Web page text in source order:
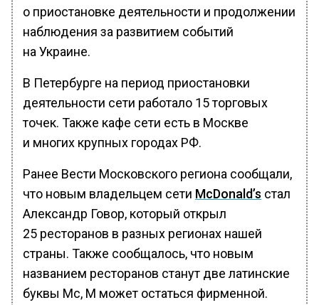
о приостановке деятельности и продолжении
наблюдения за развитием событий
на Украине.
В Петербурге на период приостановки
деятельности сети работало 15 торговых
точек. Также кафе сети есть в Москве
и многих крупных городах РФ.
Ранее Вести Московского региона сообщали,
что новым владельцем сети McDonald’s стал
Александр Говор, который открыл
25 ресторанов в разных регионах нашей
страны. Также сообщалось, что новым
названием ресторанов станут две латинские
буквы Mc, M может остаться фирменной.